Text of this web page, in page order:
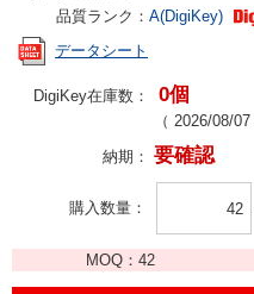
品質ランク： A(DigiKey)
データシート
DigiKey在庫数： 0個
（ 2026/08/
納期： 要確認
購入数量
MOQ： 42